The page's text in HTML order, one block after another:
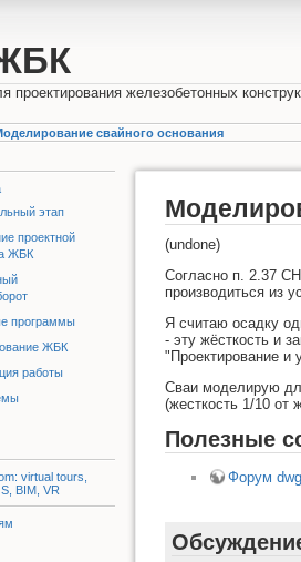
проектирования железобетонных
свайного основания
этап
проектной
ЖБК
программы
ЖБК
работы
virtual tours,
BIM, VR
(undone)
Согласно п. 2.37
производиться из
Я считаю осадку
- эту жёсткость и
"Проектирование и
Сваи моделирую
(жесткость 1/10 от
Полезные
Форум